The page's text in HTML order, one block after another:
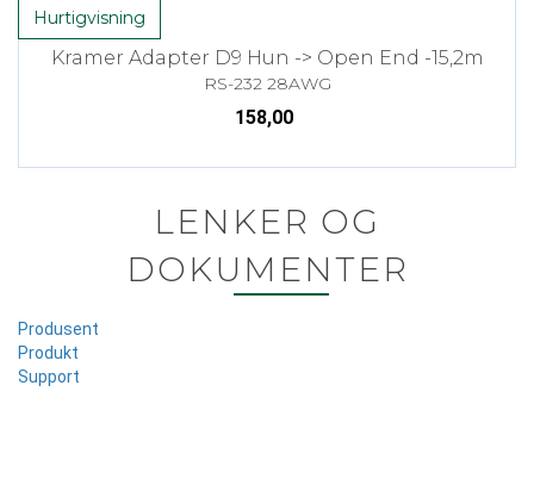
Hurtigvisning
Kramer Adapter D9 Hun -> Open End -15,2m
RS-232 28AWG
158,00
LENKER OG
DOKUMENTER
Produsent
Produkt
Support